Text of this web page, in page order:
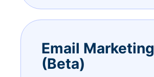
Email Marketing
(Beta)